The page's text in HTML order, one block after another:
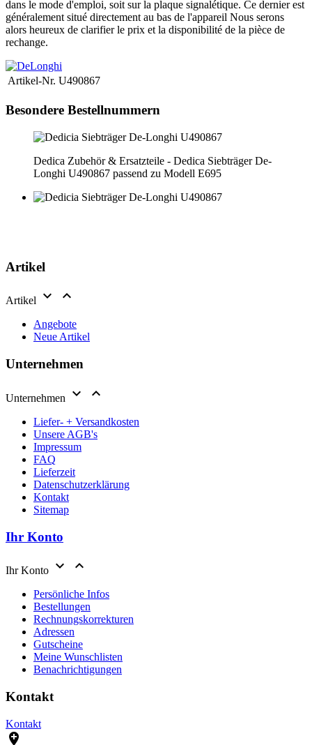
dans le mode d'emploi, soit sur la plaque signalétique. Ce dernier est
généralement situé directement au bas de l'appareil Nous serons
alors heureux de clarifier le prix et la disponibilité de la pièce de
rechange.
Artikel-Nr. U490867
Besondere Bestellnummern
Dedica Zubehör & Ersatzteile - Dedica Siebträger De-
Longhi U490867 passend zu Modell E695
Artikel
Artikel  
Angebote
Neue Artikel
Unternehmen
Unternehmen  
Liefer- + Versandkosten
Unsere AGB's
Impressum
FAQ
Lieferzeit
Datenschutzerklärung
Kontakt
Sitemap
Ihr Konto
Ihr Konto  
Persönliche Infos
Bestellungen
Rechnungskorrekturen
Adressen
Gutscheine
Meine Wunschlisten
Benachrichtigungen
Kontakt
Kontakt
